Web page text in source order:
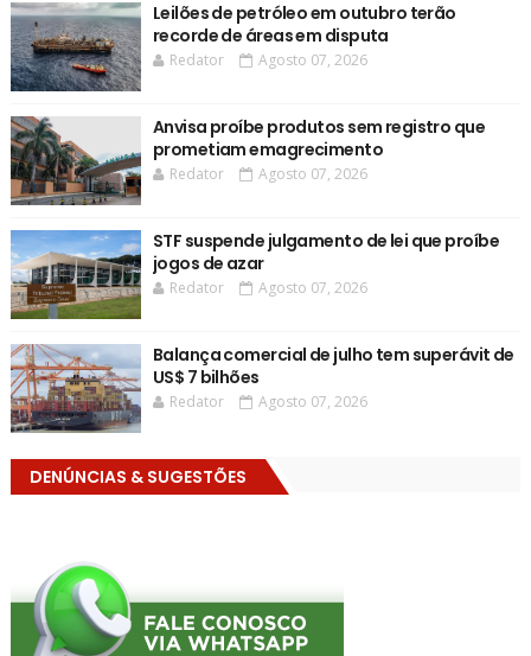
Leilões de petróleo em outubro terão
recorde de áreas em disputa
Redator Agosto 07, 2026
Anvisa proíbe produtos sem registro que
prometiam emagrecimento
Redator Agosto 07, 2026
STF suspende julgamento de lei que proíbe
jogos de azar
Redator Agosto 07, 2026
Balança comercial de julho tem superávit de
US$ 7 bilhões
Redator Agosto 07, 2026
DENÚNCIAS & SUGESTÕES